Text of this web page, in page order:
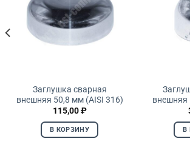
Заглушка сварная
внешняя 50,8 мм (AISI 316)
115,00₽
В КОРЗИНУ
внешняя
В